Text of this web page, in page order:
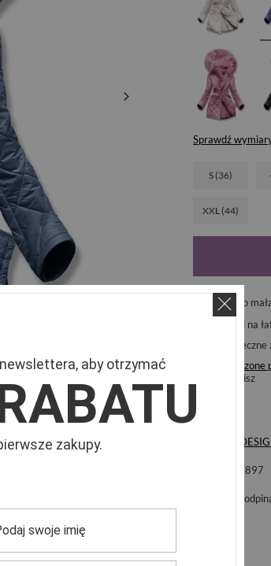
Sprawdź
S (36)
XXL (44)
Bardzo
dni na
Odroczone
zwrócisz
Z-
H-897
aby otrzymać
zakupy.